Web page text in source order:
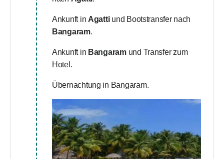
Ankunft in Agattiund Bootstransfer nach
Bangaram.
Ankunft in Bangaramund Transfer zum
Hotel.
Übernachtung in Bangaram.